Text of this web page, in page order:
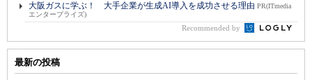
大阪ガスに学ぶ！ 大手企業が生成AI導入を成功させる理由 PR(ITmedia
エンタープライズ)
Recommended by
最新の投稿